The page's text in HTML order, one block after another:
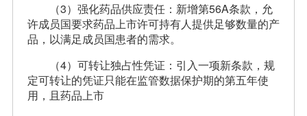
（3）强化药品供应责任：新增第56A条款，允
许成员国要求药品上市许可持有人提供足够数量的产
品，以满足成员国患者的需求。
（4）可转让独占性凭证：引入一项新条款，规
定可转让的凭证只能在监管数据保护期的第五年使
用，且药品上市